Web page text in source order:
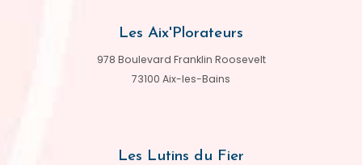
Les Aix'Plorateurs
978 Boulevard Franklin Roosevelt
73100 Aix-les-Bains
Les Lutins du Fier